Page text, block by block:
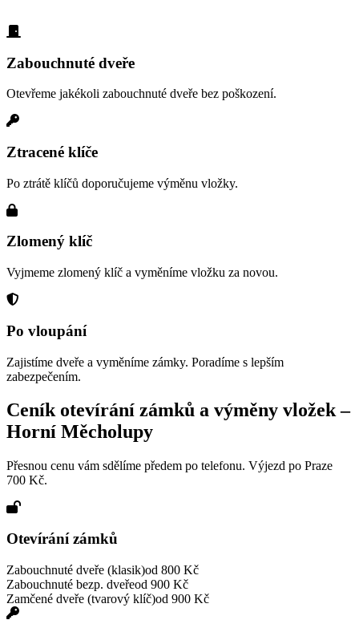
Zabouchnuté dveře
Otevřeme jakékoli zabouchnuté dveře bez poškození.
Ztracené klíče
Po ztrátě klíčů doporučujeme výměnu vložky.
Zlomený klíč
Vyjmeme zlomený klíč a vyměníme vložku za novou.
Po vloupání
Zajistíme dveře a vyměníme zámky. Poradíme s lepším
zabezpečením.
Ceník otevírání zámků a výměny vložek –
Horní Měcholupy
Přesnou cenu vám sdělíme předem po telefonu. Výjezd po Praze
700 Kč.
Otevírání zámků
Zabouchnuté dveře (klasik)od 800 Kč
Zabouchnuté bezp. dveřeod 900 Kč
Zamčené dveře (tvarový klíč)od 900 Kč